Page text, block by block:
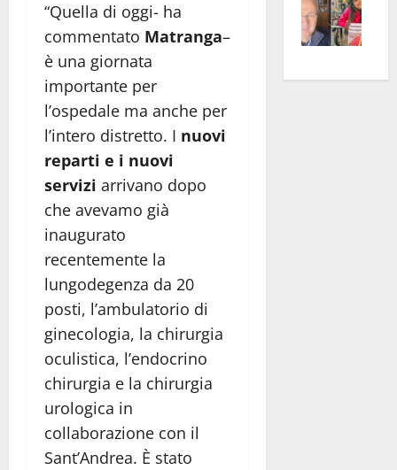
“Quella di oggi- ha
commentato Matranga–
è una giornata
importante per
l’ospedale ma anche per
l’intero distretto. I nuovi
reparti e i nuovi
servizi arrivano dopo
che avevamo già
inaugurato
recentemente la
lungodegenza da 20
posti, l’ambulatorio di
ginecologia, la chirurgia
oculistica, l’endocrino
chirurgia e la chirurgia
urologica in
collaborazione con il
Sant’Andrea. È stato
euro